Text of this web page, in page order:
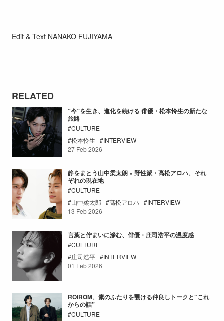
Edit & Text NANAKO FUJIYAMA
RELATED
“今”を生き、進化を続ける 俳優・松本怜生の新たな
旅路
CULTURE
松本怜生
INTERVIEW
27 Feb 2026
静をまとう山中柔太朗 × 野性派・髙松アロハ、それ
ぞれの現在地
CULTURE
山中柔太郎
髙松アロハ
INTERVIEW
13 Feb 2026
言葉と佇まいに滲む、俳優・庄司浩平の温度感
CULTURE
庄司浩平
INTERVIEW
01 Feb 2026
ROIROM、素のふたりを覗ける仲良しトークと“これ
からの話”
CULTURE